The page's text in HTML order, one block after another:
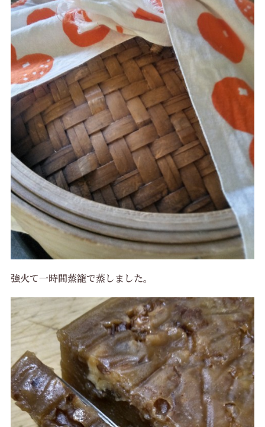
強火て一時間蒸籠で蒸しました。